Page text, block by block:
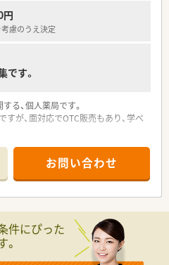
円
慮のうえ決定
す。
る、個人薬局です。
が、面対応でOTC販売もあり、学べ
お問い合わせ
件にぴった